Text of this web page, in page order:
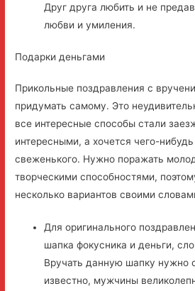
Друг друга любить и не
любви и умиления.
Подарки деньгами
Прикольные поздравления с
придумать самому. Это
все интересные способы стали
интересными, а хочется чего-нибудь
свеженького. Нужно поражать
творческими способностями,
несколько вариантов своими
Для оригинального
шапка фокусника и деньги,
Вручать данную шапку нужно
известно, мужчины